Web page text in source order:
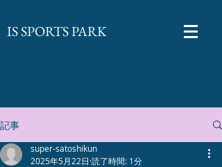
​IS SPORTS PARK
記事
super-satoshikun
2025年5月22日 読了時間: 1分